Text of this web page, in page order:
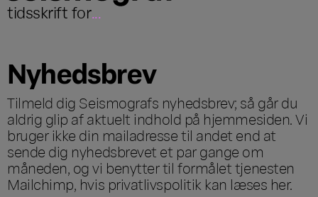
tidsskrift for...
Nyhedsbrev
Tilmeld dig Seismografs nyhedsbrev; så går du
aldrig glip af aktuelt indhold på hjemmesiden. Vi
bruger ikke din mailadresse til andet end at
sende dig nyhedsbrevet et par gange om
måneden, og vi benytter til formålet tjenesten
Mailchimp, hvis privatlivspolitik kan læses her.